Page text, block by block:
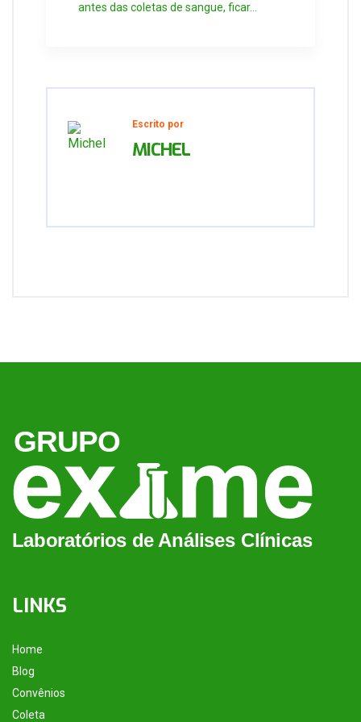
antes das coletas de sangue, ficar...
Escrito por
MICHEL
LINKS
Home
Blog
Convênios
Coleta